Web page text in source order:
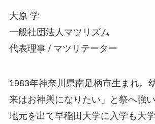
大原 学
一般社団法人マツリズム
代表理事 / マツリテーター
1983年神奈川県南足柄市生まれ。
来はお神輿になりたい」と祭へ強い
地元を出て早稲田大学に入学も大